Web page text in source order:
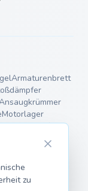
Armaturenbrett
Motorlager
zu